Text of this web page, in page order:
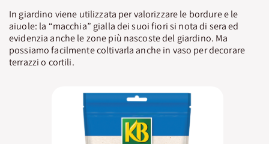
In giardino viene utilizzata per valorizzare le bordure e le
aiuole: la “macchia” gialla dei suoi fiori si nota di sera ed
evidenzia anche le zone più nascoste del giardino. Ma
possiamo facilmente coltivarla anche in vaso per decorare
terrazzi o cortili.